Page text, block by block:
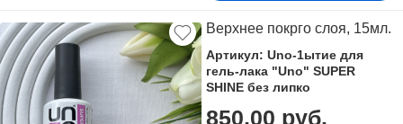
Верхнее покрго слоя, 15мл.
Артикул: Uno-1ытие для
гель-лака "Uno" SUPER
SHINE без липко
850,00 руб.